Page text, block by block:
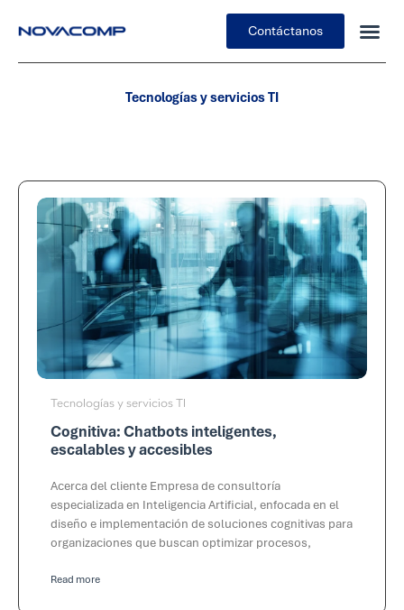
Contáctanos
Tecnologías y servicios TI
Tecnologías y servicios TI
Cognitiva: Chatbots inteligentes,
escalables y accesibles
Acerca del cliente Empresa de consultoría
especializada en Inteligencia Artificial, enfocada en el
diseño e implementación de soluciones cognitivas para
organizaciones que buscan optimizar procesos,
Read more